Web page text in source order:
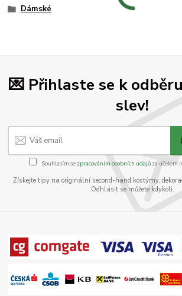
Dámské
💌 Přihlaste se k
slev!
Souhlasím se zpracováním osobních údajůza účelem
Získejte tipy na originální second-hand kostýmy,
Odhlásit se můžete kdykoli.